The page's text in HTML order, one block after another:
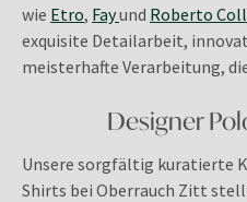
wie Etro, Fayund Roberto
exquisite Detailarbeit,
meisterhafte Verarbeitung,
Designer
Unsere sorgfältig kuratierte
Shirts bei Oberrauch Zitt